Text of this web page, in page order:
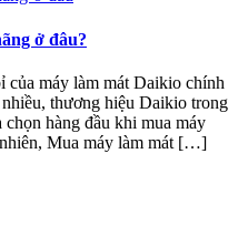
ở đâu?
của máy làm mát Daikio chính
thương hiệu Daikio trong
hàng đầu khi mua máy
Mua máy làm mát […]